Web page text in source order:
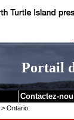
Portail
Contactez-
> Ontario